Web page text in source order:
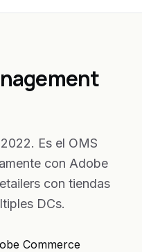
Es el OMS
con Adobe
con tiendas
DCs.
Commerce